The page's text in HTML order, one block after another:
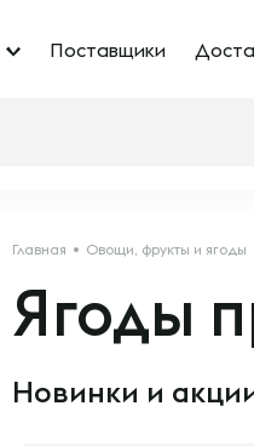
Поставщики
Главная Овощи, фрукты и ягоды
Ягоды
Новинки и